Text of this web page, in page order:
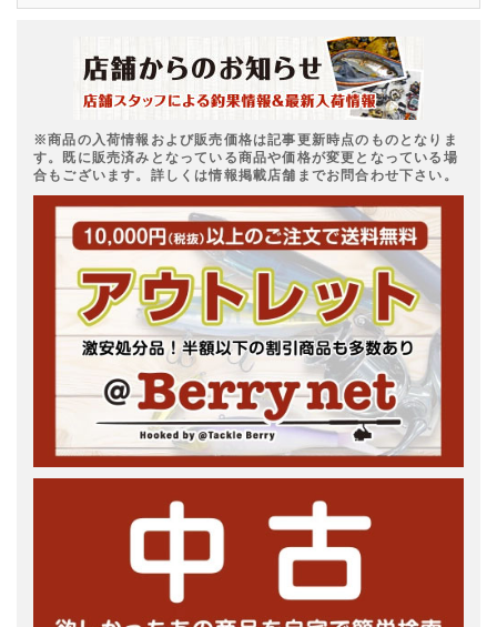
※商品の入荷情報および販売価格は記事更新時点のものとなりま
す。既に販売済みとなっている商品や価格が変更となっている場
合もございます。詳しくは情報掲載店舗までお問合わせ下さい。